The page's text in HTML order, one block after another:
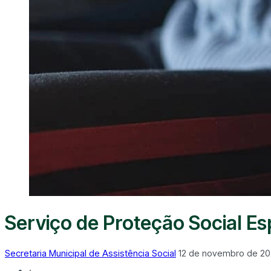
Serviço de Proteção Social
Secretaria Municipal de Assistência Social 12 de novembro de